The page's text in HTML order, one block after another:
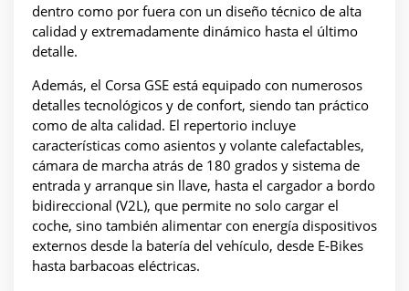
dentro como por fuera con un diseño técnico de alta
calidad y extremadamente dinámico hasta el último
detalle.
Además, el Corsa GSE está equipado con numerosos
detalles tecnológicos y de confort, siendo tan práctico
como de alta calidad. El repertorio incluye
características como asientos y volante calefactables,
cámara de marcha atrás de 180 grados y sistema de
entrada y arranque sin llave, hasta el cargador a bordo
bidireccional (V2L), que permite no solo cargar el
coche, sino también alimentar con energía dispositivos
externos desde la batería del vehículo, desde E-Bikes
hasta barbacoas eléctricas.